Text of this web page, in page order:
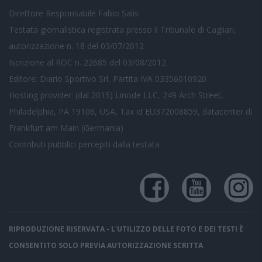
Direttore Responsabile Fabio Salis
Testata giornalistica registrata presso il Tribunale di Cagliari,
autorizzazione n. 18 del 03/07/2012
Iscrizione al ROC n. 22685 del 03/08/2012
Editore: Diario Sportivo Srl, Partita IVA 03356010920
Hosting provider: (dal 2015) Linode LLC, 249 Arch Street,
Philadelphia, PA 19106, USA, Tax id EU372008859, datacenter di
Frankfurt am Main (Germania)
Contributi pubblici percepiti dalla testata
RIPRODUZIONE RISERVATA - L'UTILIZZO DELLE FOTO E DEI TESTI È
CONSENTITO SOLO PREVIA AUTORIZZAZIONE SCRITTA